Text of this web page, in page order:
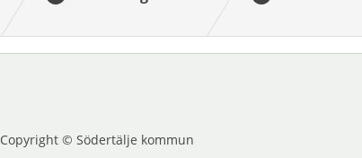
Copyright © Södertälje kommun